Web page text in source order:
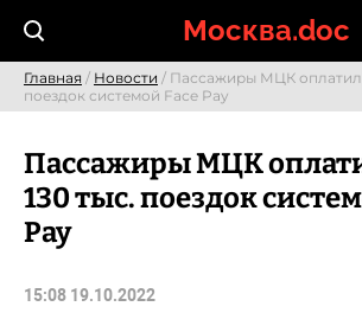
Москва.doc
Главная / Новости / Пассажиры МЦК
поездок системой Face Pay
Пассажиры МЦК
130 тыс. поездок
Pay
15:08 19.10.2022